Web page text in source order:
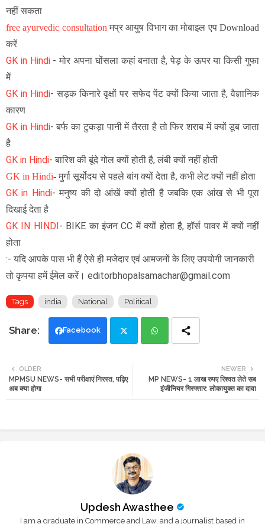
नहीं सकता
free ayurvedic consultation मप्र आयुष विभाग का मोबाइल एप Download
करें
GK in Hindi -मोर अपना घोंसला कहां बनाता है, पेड़ के ऊपर या किसी गुफा
में
GK in Hindi-सड़क किनारे वृक्षों पर सफेद पेंट क्यों किया जाता है, वैज्ञानिक
कारण
GK in Hindi-बर्फ का टुकड़ा पानी में तैरता है तो फिर शराब में क्यों डूब जाता
है
GK in Hindi- बारिश की बूंदे गोल क्यों होती है, लंबी क्यों नहीं होती
GK in Hindi- मुर्गा सूर्योदय से पहले बांग क्यों देता है, कभी लेट क्यों नहीं होता
GK in Hindi-मनुष्य की दो आंखें क्यों होती है जबकि एक आंख से भी पूरा
दिखाई देता है
GK IN HINDI- BIKE का इंजन CC में क्यों होता है, हॉर्स पावर में क्यों नहीं
होता
:- यदि आपके पास भी हैं ऐसे ही मजेदार एवं आमजनों के लिए उपयोगी जानकारी
तो कृपया हमें ईमेल करें। editorbhopalsamachar@gmail.com
Tags india National Political
Facebook
tte ats
NEWER
MP NEWS- 1 लाख रुपए रिश्वत लेते सब
इंजीनियर गिरफ्तार: लोकायुक्त का दावा
OLDER
MPMSU NEWS- सभी परीक्षाएं निरस्त, पढ़िए
अब क्या होगा
Updesh Awasthee
I am a graduate in Commerce and Law, and a journalist based in